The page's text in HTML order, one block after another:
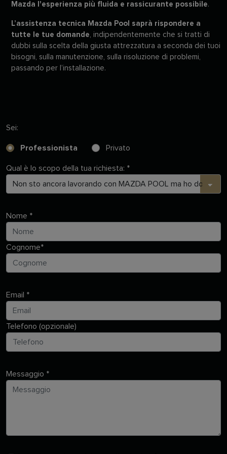
Mazda l'esperienza più fluida e rassicurante possibile.
L’assistenza tecnica Mazda Pool saprà rispondere a
tutte le tue domande, indipendentemente che si tratti di
dubbi sulla scelta della giusta attrezzatura a seconda dei tuoi
bisogni, sulla manutenzione, sulla risoluzione di problemi,
passando per l’installazione.
Sei:
Professionista Privato
Qual è lo scopo della tua richiesta: *
Nome *
Cognome*
Email *
Telefono (opzionale)
Messaggio *